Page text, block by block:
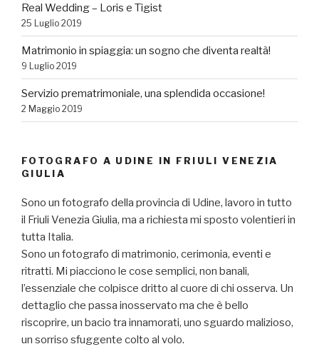
Real Wedding – Loris e Tigist
25 Luglio 2019
Matrimonio in spiaggia: un sogno che diventa realtà!
9 Luglio 2019
Servizio prematrimoniale, una splendida occasione!
2 Maggio 2019
FOTOGRAFO A UDINE IN FRIULI VENEZIA
GIULIA
Sono un fotografo della provincia di Udine, lavoro in tutto
il Friuli Venezia Giulia, ma a richiesta mi sposto volentieri in
tutta Italia.
Sono un fotografo di matrimonio, cerimonia, eventi e
ritratti. Mi piacciono le cose semplici, non banali,
l’essenziale che colpisce dritto al cuore di chi osserva. Un
dettaglio che passa inosservato ma che è bello
riscoprire, un bacio tra innamorati, uno sguardo malizioso,
un sorriso sfuggente colto al volo.